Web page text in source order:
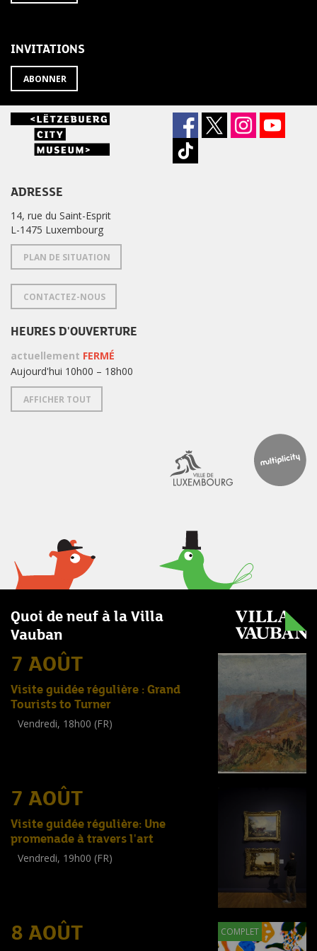
À
INVITATIONS
ABONNER
ADRESSE
14, rue du Saint-Esprit
L-1475 Luxembourg
PLAN DE SITUATION
CONTACTEZ-NOUS
HEURES D'OUVERTURE
actuellement FERMÉ
Aujourd'hui 10h00 – 18h00
AFFICHER TOUT
Quoi de neuf à la Villa
Vauban
7 AOÛT
Visite guidée régulière : Grand
Tourists to Turner
Vendredi, 18h00 (FR)
7 AOÛT
Visite guidée régulière: Une
promenade à travers l'art
Vendredi, 19h00 (FR)
8 AOÛT COMPLET